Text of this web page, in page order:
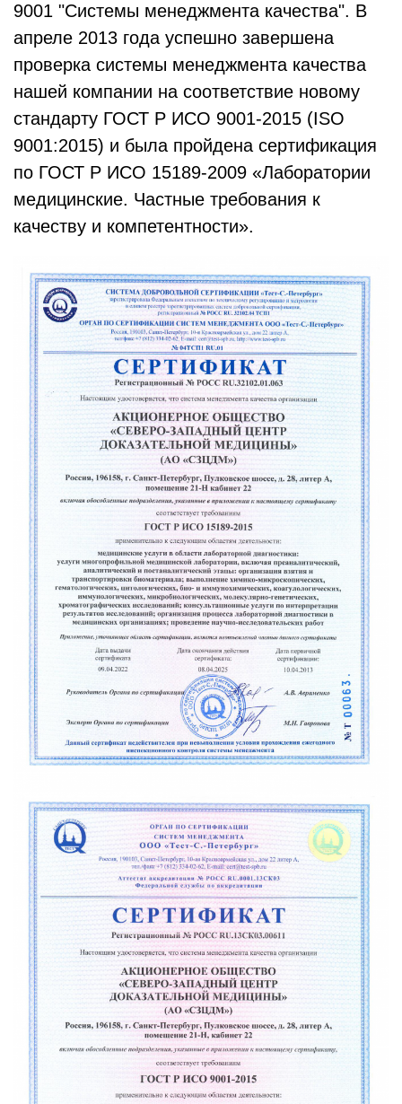
9001 "Системы менеджмента качества". В
апреле 2013 года успешно завершена
проверка системы менеджмента качества
нашей компании на соответствие новому
стандарту ГОСТ Р ИСО 9001-2015 (ISO
9001:2015) и была пройдена сертификация
по ГОСТ Р ИСО 15189-2009 «Лаборатории
медицинские. Частные требования к
качеству и компетентности».